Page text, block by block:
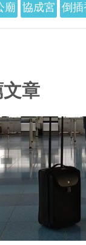
廟 協成宮 倒插
章